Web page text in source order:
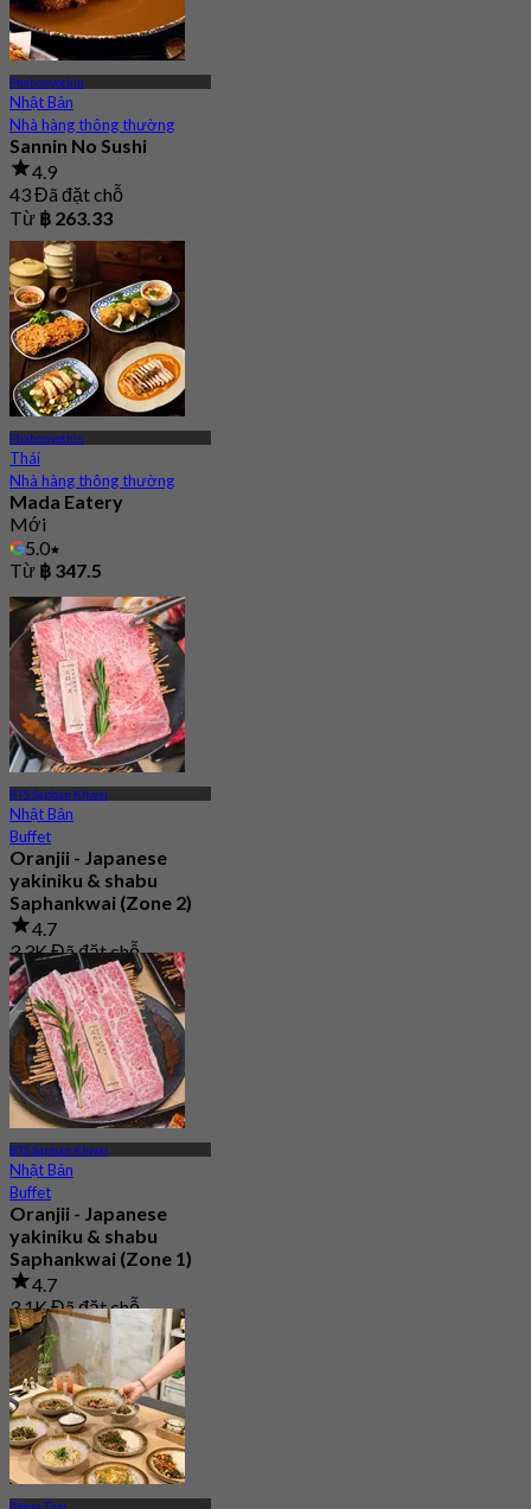
Phahonyothin
Nhật Bản
Nhà hàng thông thường
Sannin No Sushi
4.9
43 Đã đặt chỗ
Từ ฿ 263.33
Phahonyothin
Thái
Nhà hàng thông thường
Mada Eatery
Mới
5.0
Từ ฿ 347.5
BTS Saphan Khwai
Nhật Bản
Buffet
Oranjii - Japanese
yakiniku & shabu
Saphankwai (Zone 2)
4.7
3.3K Đã đặt chỗ
Từ฿ 1,235
BTS Saphan Khwai
Nhật Bản
Buffet
Oranjii - Japanese
yakiniku & shabu
Saphankwai (Zone 1)
4.7
3.1K Đã đặt chỗ
Từ฿ 415
Phaya Thai